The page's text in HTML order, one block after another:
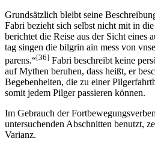
Grundsätzlich bleibt seine
Fabri bezieht sich selbst nicht mit in
berichtet die Reise aus der Sicht eines
tag singen die bilgrin ain mess von
parens.“[36] Fabri beschreibt keine
auf Mythen beruhen, dass heißt, er
Begebenheiten, die zu einer
somit jedem Pilger passieren können.
Im Gebrauch der
untersuchenden Abschnitten benutzt,
Varianz.